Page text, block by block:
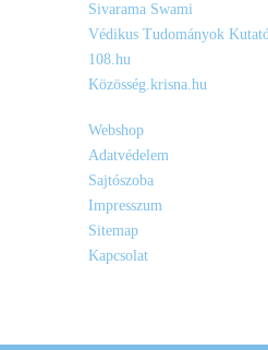
Sivarama Swami
Védikus Tudományok
108.hu
Közösség.krisna.hu
Webshop
Adatvédelem
Sajtószoba
Impresszum
Sitemap
Kapcsolat